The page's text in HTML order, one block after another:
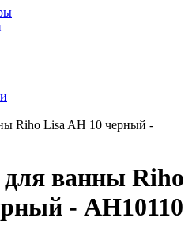
Riho Lisa AH 10 черный -
ванны Riho
- AH10110